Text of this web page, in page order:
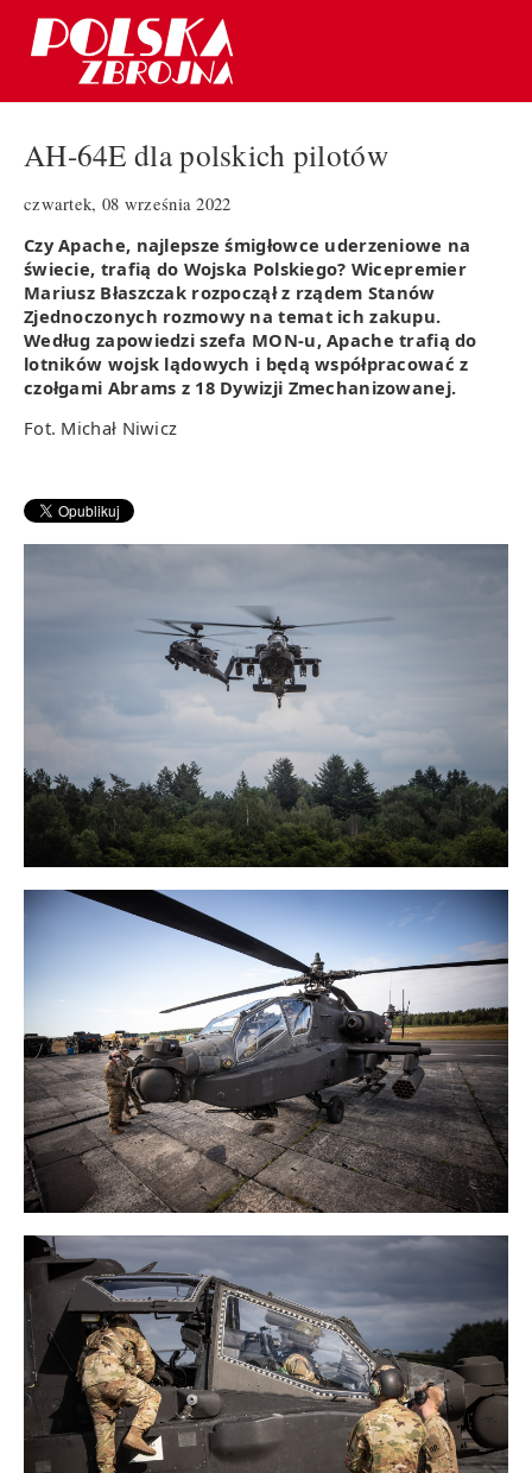
AH-64E dla polskich pilotów
czwartek, 08 września 2022
Czy Apache, najlepsze śmigłowce uderzeniowe na
świecie, trafią do Wojska Polskiego? Wicepremier
Mariusz Błaszczak rozpoczął z rządem Stanów
Zjednoczonych rozmowy na temat ich zakupu.
Według zapowiedzi szefa MON-u, Apache trafią do
lotników wojsk lądowych i będą współpracować z
czołgami Abrams z 18 Dywizji Zmechanizowanej.
Fot. Michał Niwicz